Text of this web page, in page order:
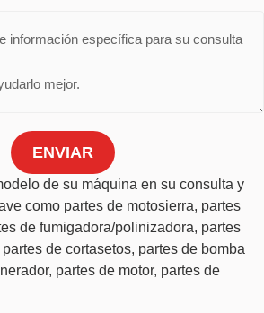
ENVIAR
de su máquina en su consulta y
como partes de motosierra, partes
de fumigadora/polinizadora, partes
de cortasetos, partes de bomba
partes de motor, partes de